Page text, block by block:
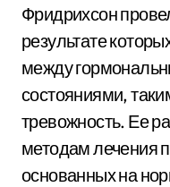
Фридрихсон
результате
между
состояниями,
тревожность. Ее
методам лечения
основанных на